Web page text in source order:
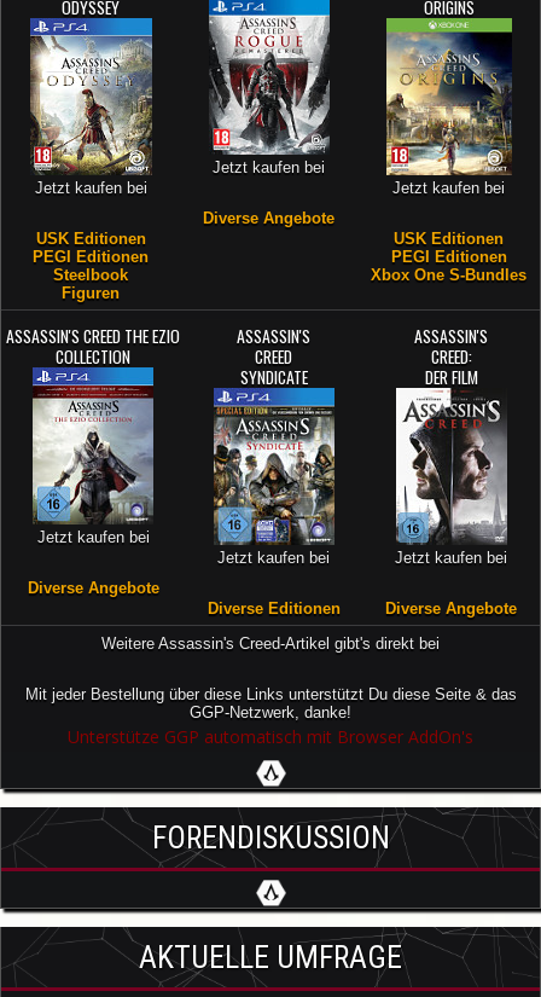
ODYSSEY
Jetzt kaufen bei
USK Editionen
PEGI Editionen
Steelbook
Figuren
Jetzt kaufen bei
Diverse Angebote
ORIGINS
Jetzt kaufen bei
USK Editionen
PEGI Editionen
Xbox One S-Bundles
ASSASSIN'S CREED THE EZIO
COLLECTION
Jetzt kaufen bei
Diverse Angebote
ASSASSIN'S
CREED
SYNDICATE
Jetzt kaufen bei
Diverse Editionen
ASSASSIN'S
CREED:
DER FILM
Jetzt kaufen bei
Diverse Angebote
Weitere Assassin's Creed-Artikel gibt's direkt bei
Mit jeder Bestellung über diese Links unterstützt Du diese Seite & das
GGP-Netzwerk, danke!
Unterstütze GGP automatisch mit Browser AddOn's
FORENDISKUSSION
AKTUELLE UMFRAGE